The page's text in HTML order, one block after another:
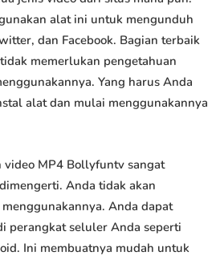
alat ini untuk mengunduh
dan Facebook. Bagian terbaik
memerlukan pengetahuan
Yang harus Anda
alat dan mulai menggunakannya
MP4 Bollyfuntv sangat
Anda tidak akan
Anda dapat
perangkat seluler Anda seperti
Ini membuatnya mudah untuk